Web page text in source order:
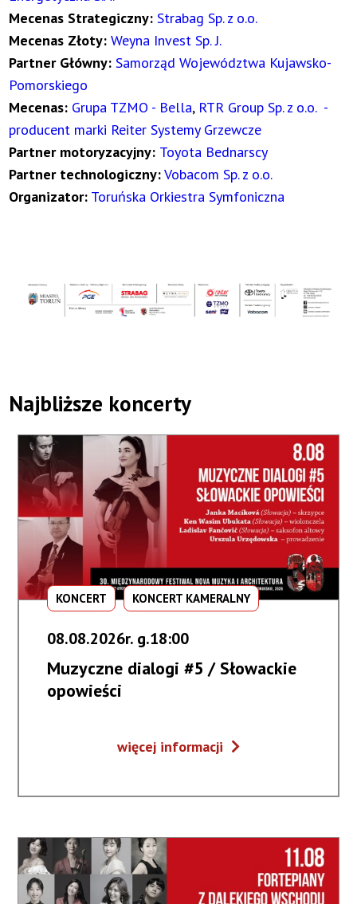
Mecenas Strategiczny: Strabag Sp. z o.o.
Mecenas Złoty: Weyna Invest Sp. J.
Partner Główny: Samorząd Województwa Kujawsko-
Pomorskiego
Mecenas: Grupa TZMO - Bella, RTR Group Sp. z o.o.-
producent marki Reiter Systemy Grzewcze
Partner motoryzacyjny: Toyota Bednarscy
Partner technologiczny:Vobacom Sp. z o.o.
Organizator: Toruńska Orkiestra Symfoniczna
Najbliższe koncerty
KONCERT KONCERT KAMERALNY
08.08.2026r. g.18:00
Muzyczne dialogi #5 / Słowackie
opowieści
więcej informacji
Muzyczne
/
opowieści